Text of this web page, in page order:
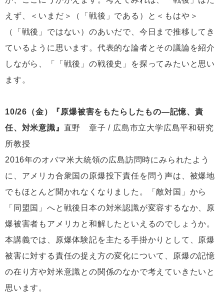
えず、＜いまだ＞（「戦後」である）と＜もはや＞
（「戦後」ではない）のあいだで、今日まで推移してき
ているように思います。代表的な論者とその議論を紹介
しながら、「「戦後」の戦後史」を探ってみたいと思い
ます。
10/26（金）『原爆被害をもたらしたもの―記憶、責
任、対米意識』 直野 章子 / 広島市立大学広島平和研究
所教授
2016年のオバマ米大統領の広島訪問時にみられたよう
に、アメリカ合衆国の原爆投下責任を問う声は、被爆地
でもほとんど聞かれなくなりました。「敵対国」から
「同盟国」へと戦後日本の対米認識が変容するなか、原
爆被害者もアメリカと和解したといえるのでしょうか。
本講義では、原爆体験記を主たる手掛かりとして、原爆
被害に対する責任の捉え方の変化について、原爆の記憶
の在り方や対米意識との関係のなかで考えていきたいと
思います。